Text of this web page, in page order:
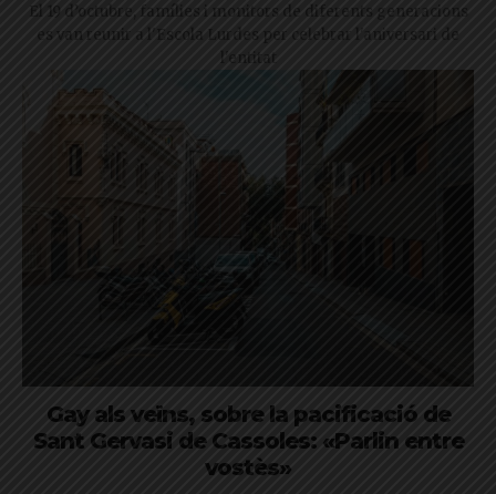
El 19 d’octubre, famílies i monitors de diferents generacions
es van reunir a l'Escola Lurdes per celebrar l'aniversari de
l'entitat
Gay als veïns, sobre la pacificació de
Sant Gervasi de Cassoles: «Parlin entre
vostès»